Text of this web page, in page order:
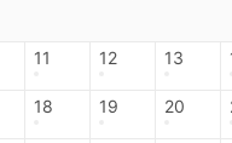
11 12 13
18 19 20